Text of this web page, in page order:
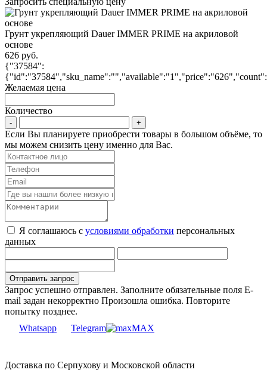
Грунт укрепляющий Dauer IMMER PRIME на акриловой
основе
626 руб.
{"37584":
Желаемая цена
Количество
Если Вы планируете приобрести товары в большом объёме, то
мы можем снизить цену именно для Вас.
Я соглашаюсь с условиями обработки персональных
данных
Запрос успешно отправлен. Заполните обязательные поля E-
mail задан некорректно Произошла ошибка. Повторите
попытку позднее.
Whatsapp
Telegram MAX
Доставка по Серпухову и Московской области